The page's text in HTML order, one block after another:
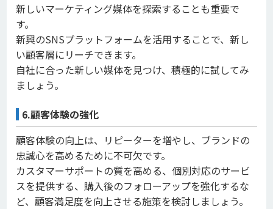
新しいマーケティング媒体を探索することも重要で
す。
新興のSNSプラットフォームを活用することで、新し
い顧客層にリーチできます。
自社に合った新しい媒体を見つけ、積極的に試してみ
ましょう。
6.顧客体験の強化
顧客体験の向上は、リピーターを増やし、ブランドの
忠誠心を高めるために不可欠です。
カスタマーサポートの質を高める、個別対応のサービ
スを提供する、購入後のフォローアップを強化するな
ど、顧客満足度を向上させる施策を検討しましょう。